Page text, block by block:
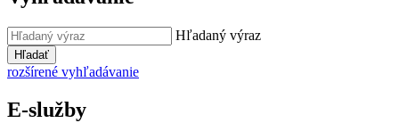
Hľadaný výraz
Hľadať
rozšírené vyhľadávanie
E-služby